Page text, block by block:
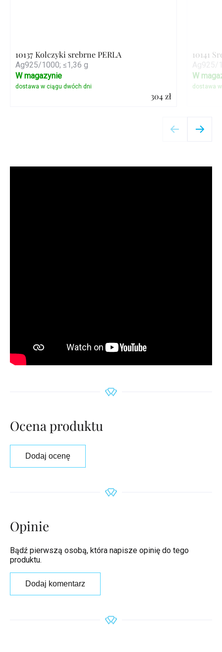
10137 Kolczyki srebrne PERLA
Ag925/1000; ≤1,36 g
304 zł
W magazynie
10141
W
Ocena produktu
Dodaj ocenę
Opinie
Bądź pierwszą osobą, która napisze opinię do tego
produktu.
Dodaj komentarz